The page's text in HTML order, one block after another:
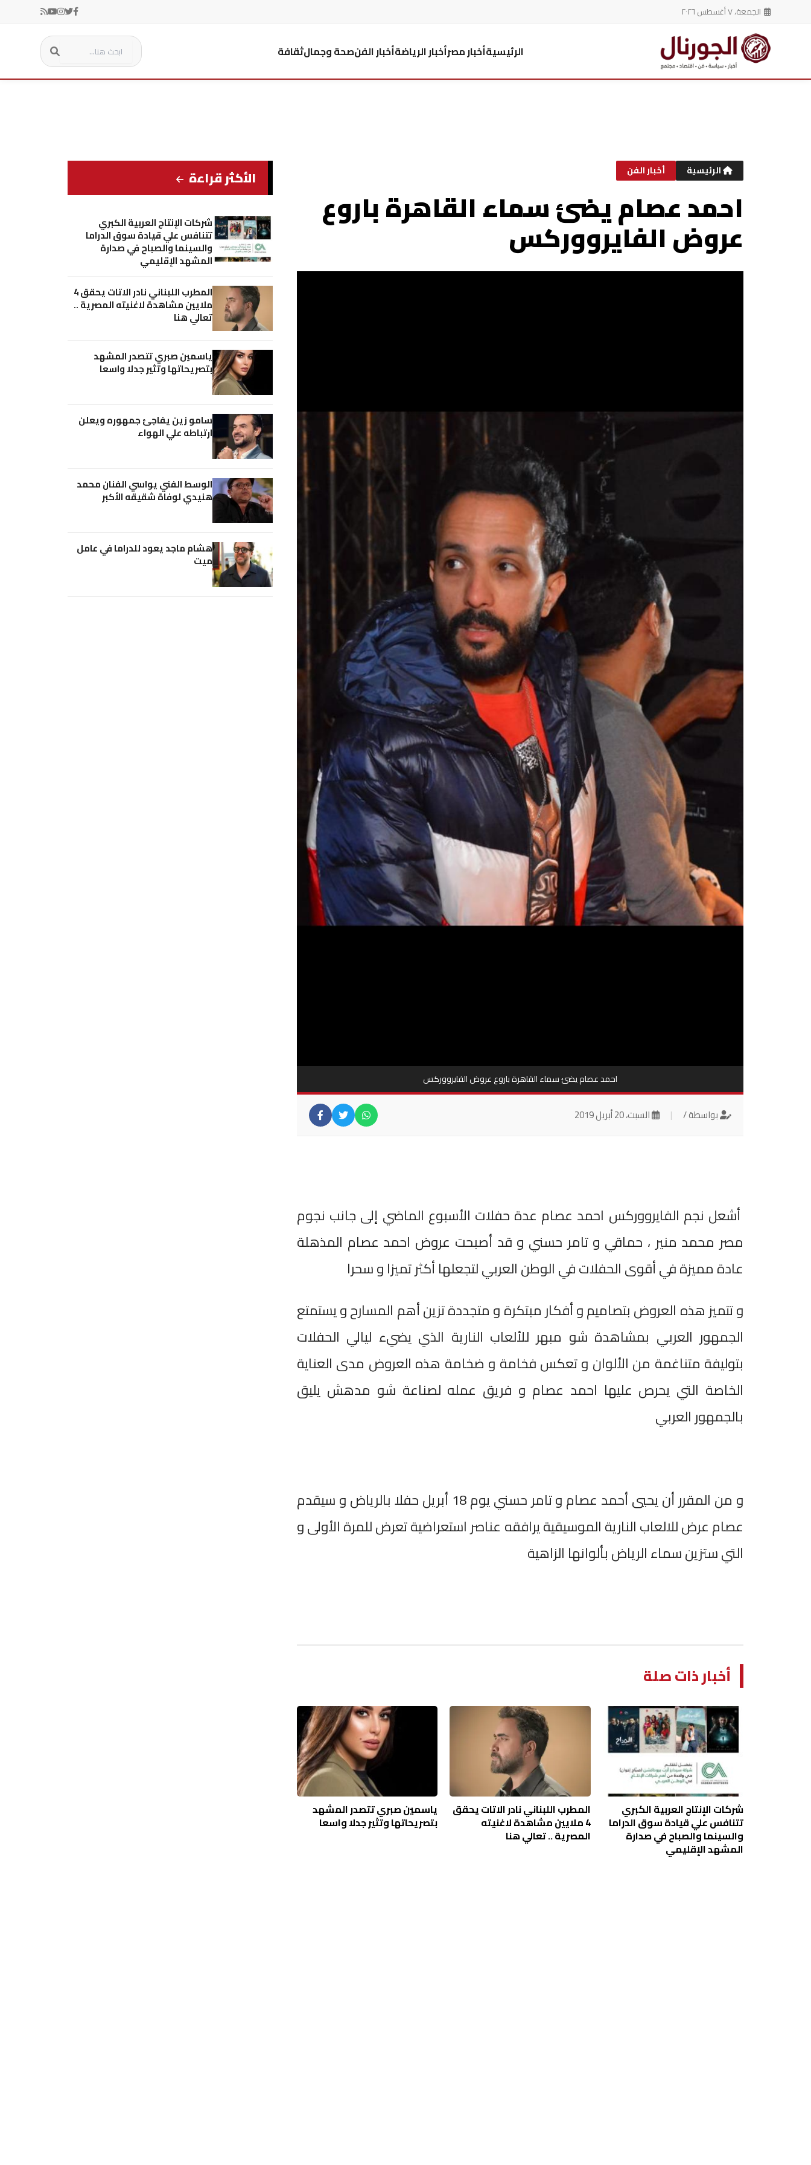
الجمعة، ٧ أغسطس ٢٠٢٦
الرئيسيةأخبار مصرأخبار الرياضةأخبار الفنصحة وجمالثقافة
الرئيسية أخبار الفن
احمد عصام يضئ سماء القاهرة باروع
عروض الفايرووركس
احمد عصام يضئ سماء القاهرة باروع عروض الفايرووركس
بواسطة / | السبت، 20 أبريل 2019
أشعل نجم الفايرووركس احمد عصام عدة حفلات الأسبوع الماضي إلى جانب نجوم
مصر محمد منير ، حماقي و تامر حسني و قد أصبحت عروض احمد عصام المذهلة
عادة مميزة في أقوى الحفلات في الوطن العربي لتجعلها أكثر تميزا و سحرا
و تتميز هذه العروض بتصاميم و أفكار مبتكرة و متجددة تزين أهم المسارح و يستمتع
الجمهور العربي بمشاهدة شو مبهر للألعاب النارية الذي يضيء ليالي الحفلات
بتوليفة متناغمة من الألوان و تعكس فخامة و ضخامة هذه العروض مدى العناية
الخاصة التي يحرص عليها احمد عصام و فريق عمله لصناعة شو مدهش يليق
بالجمهور العربي
و من المقرر أن يحيي أحمد عصام و تامر حسني يوم 18 أبريل حفلا بالرياض و سيقدم
عصام عرض للالعاب النارية الموسيقية يرافقه عناصر استعراضية تعرض للمرة الأولى و
التي ستزين سماء الرياض بألوانها الزاهية
أخبار ذات صلة
شركات الإنتاج العربية الكبري
تتنافس علي قيادة سوق الدراما
والسينما والصباح في صدارة
المشهد الإقليمي
المطرب اللبناني نادر الاتات يحقق
4 ملايين مشاهدة لاغنيته
المصرية .. تعالي هنا
ياسمين صبري تتصدر المشهد
بتصريحاتها وتثير جدلا واسعا
الأكثر قراءة
شركات الإنتاج العربية الكبري
تتنافس علي قيادة سوق الدراما
والسينما والصباح في صدارة
المشهد الإقليمي
المطرب اللبناني نادر الاتات يحقق 4
ملايين مشاهدة لاغنيته المصرية ..
تعالي هنا
ياسمين صبري تتصدر المشهد
بتصريحاتها وتثير جدلا واسعا
سامو زين يفاجئ جمهوره ويعلن
ارتباطه علي الهواء
الوسط الفني يواسي الفنان محمد
هنيدي لوفاة شقيقه الأكبر
هشام ماجد يعود للدراما في عامل
ميت